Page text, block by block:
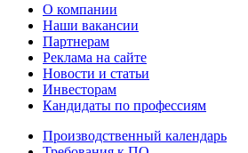
О компании
Наши вакансии
Партнерам
Реклама на сайте
Новости и статьи
Инвесторам
Кандидаты по профессиям
Производственный календарь